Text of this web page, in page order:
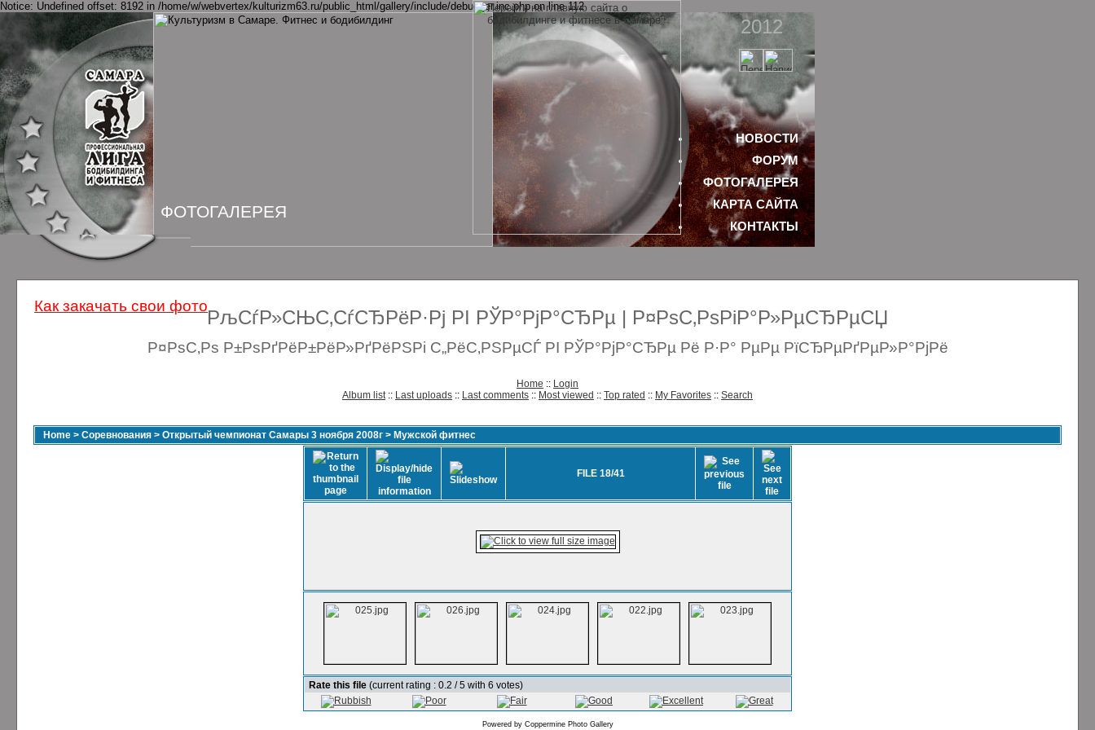
Notice: Undefined offset: 8192 in /home/w/webvertex/kulturizm63.ru/public_html/gallery/include/debugger.inc.php on line 112
РљСѓР»СЊС‚СѓСЂРёР·Рј РІ РЎР°РјР°СЂРµ | Р¤РѕС‚РѕРіР°Р»РµСЂРµСЏ
Р¤РѕС‚Рѕ Р±РѕРґРёР±РёР»РґРёРЅРі С„РёС‚РЅРµСЃ РІ РЎР°РјР°СЂРµ Рё Р·Р° РµРµ РїСЂРµРґРµР»Р°РјРё
Home :: Login
Album list:: Last uploads :: Last comments :: Most viewed :: Top rated :: My Favorites :: Search
Home > Соревнования > Открытый чемпионат Самары 3 ноября 2008г > Мужской фитнес
FILE 18/41
Rate this file (current rating : 0.2 / 5 with 6 votes)
Powered by Coppermine Photo Gallery
2012
НОВОСТИ
ФОРУМ
ФОТОГАЛЕРЕЯ
КАРТА САЙТА
КОНТАКТЫ
ФОТОГАЛЕРЕЯ
Как закачать свои фото